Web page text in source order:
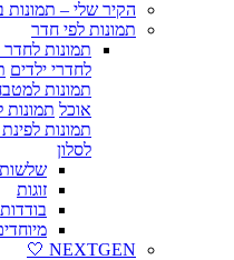
הקיר שלי –
תמונות לפי חדר
תמונות
לחדרי ילדים
תמונות
אוכל תמונות
תמונות
לסלון
שלשות
זוגות
בודדות
NEXTGEN 🤍